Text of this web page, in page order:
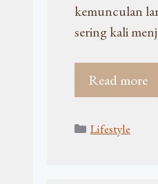
kemunculan
sering kali
Read more
Kategori
Lifestyle